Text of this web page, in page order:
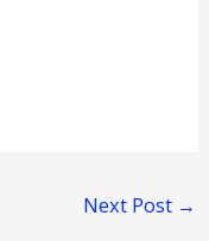
Next Post →